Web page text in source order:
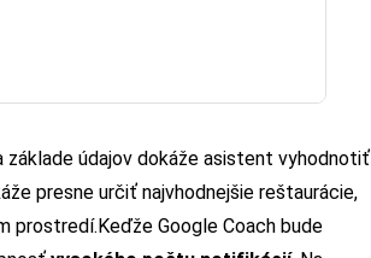
údajov dokáže asistent vyhodnotiť
presne určiť najvhodnejšie reštaurácie,
prostredí.Keďže Google Coach bude